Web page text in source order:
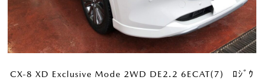
CX-8 XD Exclusive Mode 2WD DE2.2 6ECAT(7) ﾛｼﾞｳ